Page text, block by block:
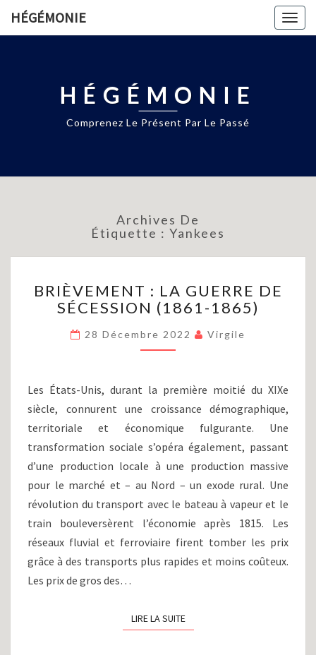
HÉGÉMONIE
HÉGÉMONIE
Comprenez Le Présent Par Le Passé
Archives De
Étiquette : Yankees
LA
DE
SÉCESSION
1865)
BRIÈVEMENT : LA GUERRE DE
SÉCESSION (1861-1865)
28 Décembre 2022 Virgile
Les États-Unis, durant la première moitié du XIXe
siècle, connurent une croissance démographique,
territoriale et économique fulgurante. Une
transformation sociale s’opéra également, passant
d’une production locale à une production massive
pour le marché et – au Nord – un exode rural. Une
révolution du transport avec le bateau à vapeur et le
train bouleversèrent l’économie après 1815. Les
réseaux fluvial et ferroviaire firent tomber les prix
grâce à des transports plus rapides et moins coûteux.
Les prix de gros des…
LIRE LA SUITELIRE LA SUITE